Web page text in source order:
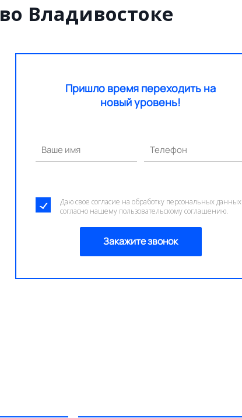
во Владивостоке
Пришло время переходить на
новый уровень!
Ваше имя Телефон
Даю свое согласие на обработку персональных данных
согласно нашему пользовательскому соглашению.
Закажите звонок